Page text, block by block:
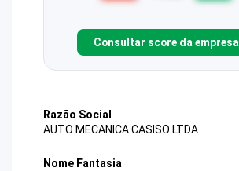
Consultar score da empresa
Razão Social
AUTO MECANICA CASISO LTDA
Nome Fantasia